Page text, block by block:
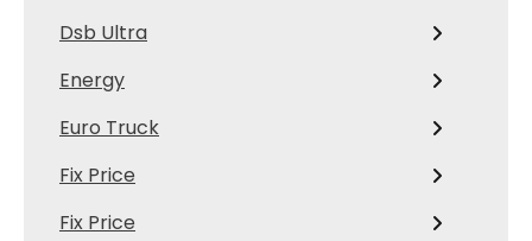
Dsb Ultra
Energy
Euro Truck
Fix Price
Fix Price